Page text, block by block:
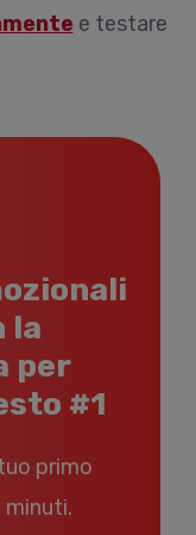
e testare
la
per
#1
primo
minuti.